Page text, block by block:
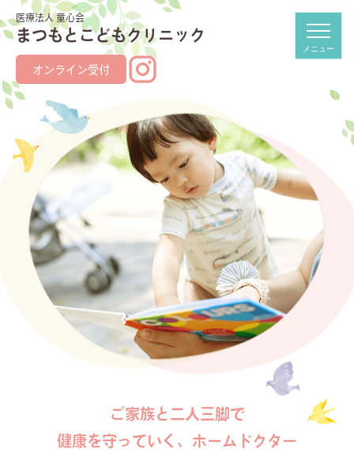
医療法人 童心会
まつもとこどもクリニック
オンライン受付
ご家族と二人三脚で
健康を守っていく、ホームドクター